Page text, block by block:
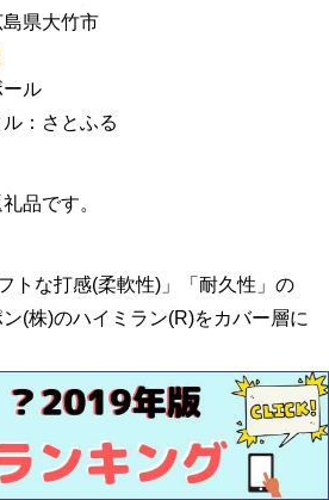
島県大竹市
ール
：さとふる
品です。
トな打感(柔軟性)」「耐久性」の
(株)のハイミラン(R)をカバー層に
タンス
常にソフト